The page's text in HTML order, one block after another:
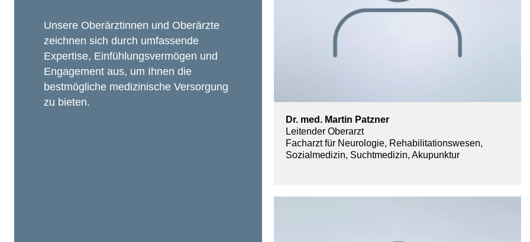
Unsere Oberärztinnen und Oberärzte
zeichnen sich durch umfassende
Expertise, Einfühlungsvermögen und
Engagement aus, um Ihnen die
bestmögliche medizinische Versorgung
zu bieten.
Dr. med. Martin Patzner
Leitender Oberarzt
Facharzt für Neurologie, Rehabilitationswesen,
Sozialmedizin, Suchtmedizin, Akupunktur